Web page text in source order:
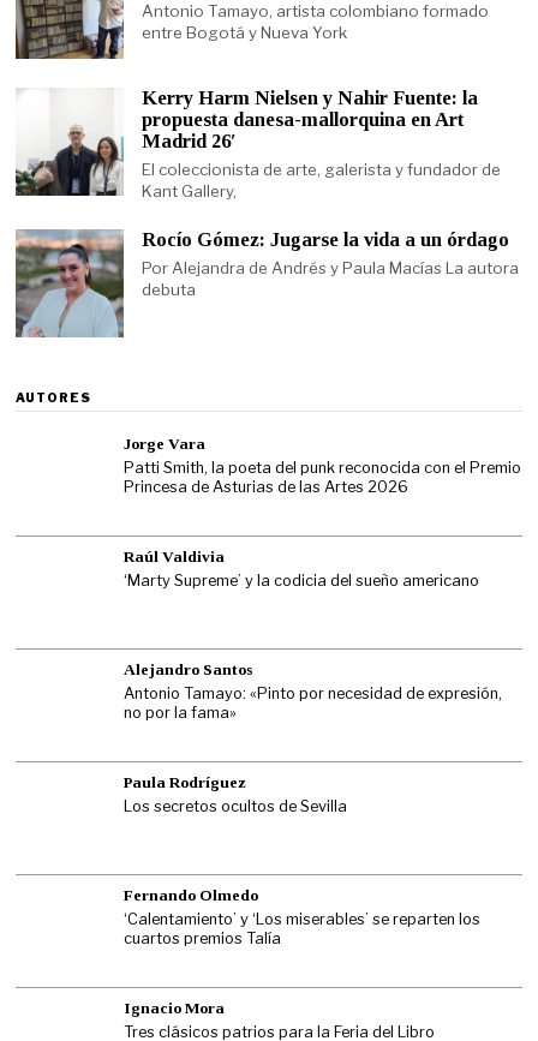
Antonio Tamayo, artista colombiano formado
entre Bogotá y Nueva York
Kerry Harm Nielsen y Nahir Fuente: la
propuesta danesa-mallorquina en Art
Madrid 26′
El coleccionista de arte, galerista y fundador de
Kant Gallery,
Rocío Gómez: Jugarse la vida a un órdago
Por Alejandra de Andrés y Paula Macías La autora
debuta
AUTORES
Jorge Vara
Patti Smith, la poeta del punk reconocida con el Premio
Princesa de Asturias de las Artes 2026
Raúl Valdivia
‘Marty Supreme’ y la codicia del sueño americano
Alejandro Santos
Antonio Tamayo: «Pinto por necesidad de expresión,
no por la fama»
Paula Rodríguez
Los secretos ocultos de Sevilla
Fernando Olmedo
‘Calentamiento’ y ‘Los miserables’ se reparten los
cuartos premios Talía
Ignacio Mora
Tres clásicos patrios para la Feria del Libro